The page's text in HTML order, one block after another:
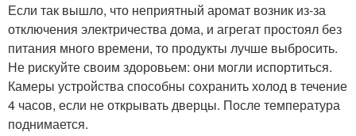
Если так вышло, что неприятный аромат возник из-за
отключения электричества дома, и агрегат простоял без
питания много времени, то продукты лучше выбросить.
Не рискуйте своим здоровьем: они могли испортиться.
Камеры устройства способны сохранить холод в течение
4 часов, если не открывать дверцы. После температура
поднимается.